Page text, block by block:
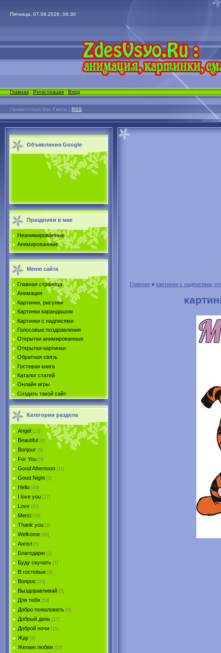
Пятница, 07.08.2026, 06:30
Главная|Регистрация|Вход
Приветствую Вас Гость | RSS
Объявления Google
Праздники в мае
Неанимированные
Анимированные
Меню сайта
Главная страница
Анимация
Картинки, рисунки
Картинки карандашом
Картинки с надписями
Голосовые поздравления
Открытки анимированные
Открытки-картинки
Обратная связь
Гостевая книга
Каталог статей
Онлайн игры
Создать такой сайт
Категории раздела
Angel [12]
Beautiful [8]
Bonjour [5]
For You [0]
Good Afternoon [11]
Good Night [2]
Hello [45]
I love you [27]
Love [37]
Merci [18]
Thank you [5]
Welkome [20]
Ангел [5]
Благодарю [1]
Буду скучать [1]
В гостевые [8]
Вопрос [23]
Выздоравливай [5]
Для тебя [53]
Добро пожаловать [5]
Добрый день [17]
Доброй ночи [15]
Жду [6]
Желаю любви [15]
Главная » картинки с надписями,